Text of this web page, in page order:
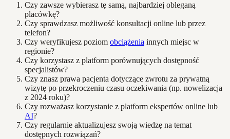
Czy zawsze wybierasz tę samą, najbardziej obleganą
placówkę?
Czy sprawdzasz możliwość konsultacji online lub przez
telefon?
Czy weryfikujesz poziom obciążenia innych miejsc w
regionie?
Czy korzystasz z platform porównujących dostępność
specjalistów?
Czy znasz prawa pacjenta dotyczące zwrotu za prywatną
wizytę po przekroczeniu czasu oczekiwania (np. nowelizacja
z 2024 roku)?
Czy rozważasz korzystanie z platform ekspertów online lub
AI?
Czy regularnie aktualizujesz swoją wiedzę na temat
dostępnych rozwiązań?